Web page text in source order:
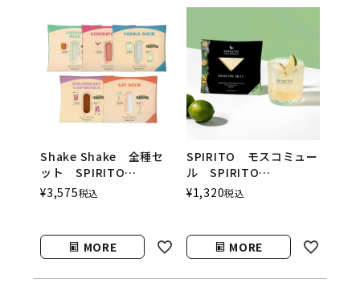
Shake Shake 全種セ
ット SPIRITO
COCKTAILS（シェイク
シェイク／スピリットカ
¥3,575税込
MORE
SPIRITO モスコミュー
ル SPIRITO
COCKTAILS（スピリッ
トカクテルズ）
¥1,320税込
MORE